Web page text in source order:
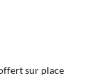
sur place